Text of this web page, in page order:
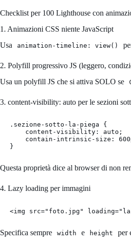
Checklist per 100 Lighthouse con
1. Animazioni CSS niente JavaScript
Usa
animation-timeline: view()
2. Polyfill progressivo JS (leggero,
Usa un polyfill JS che si attiva SOLO se
3. content-visibility: auto per le sezioni
.sezione-sotto-la-piega {
    content-visibility: auto;
contain-intrinsic-size:
}
Questa proprietà dice al browser di non
4. Lazy loading per immagini
<img src="foto.jpg"
Specifica sempre width e height per